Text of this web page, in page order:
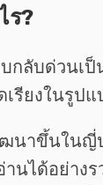
ร?
กลับด่วนเ
รียงในรูป
นาขึ้นในญี่
นได้อย่าง